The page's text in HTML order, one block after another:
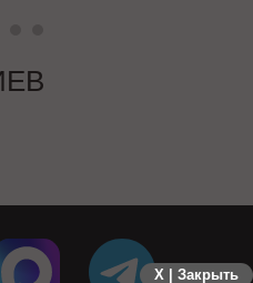
X | Закрыть